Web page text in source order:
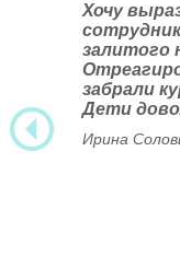
Хочу
залитого
забрали
Дети
Ирина